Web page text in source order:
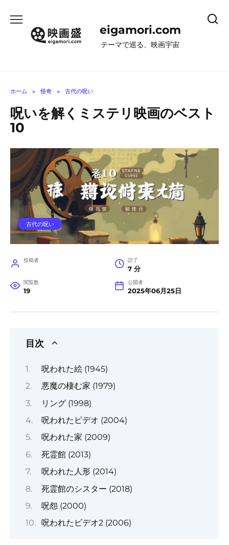
eigamori.com
テーマで巡る、映画宇宙
ホーム » 怪奇 » 古代の呪い
呪いを解くミステリ映画のベスト
10
古代の呪い
投稿者 読了
7 分
閲覧数
19
公開者
2025年06月25日
目次
呪われた絵 (1945)
悪魔の棲む家 (1979)
リング (1998)
呪われたビデオ (2004)
呪われた家 (2009)
死霊館 (2013)
呪われた人形 (2014)
死霊館のシスター (2018)
呪怨 (2000)
呪われたビデオ2 (2006)